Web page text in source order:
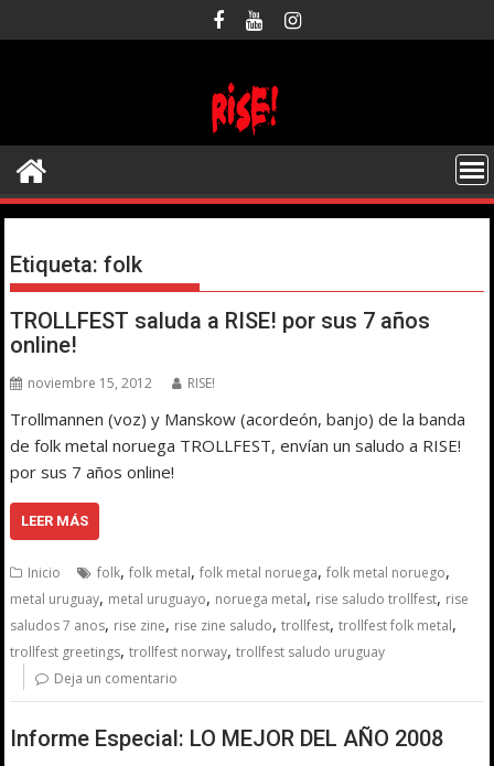
al
Etiqueta:folk
TROLLFEST saluda a RISE! por sus 7 años
online!
noviembre 15, 2012 RISE!
Trollmannen (voz) y Manskow (acordeón, banjo) de la banda
de folk metal noruega TROLLFEST, envían un saludo a RISE!
por sus 7 años online!
LEER MÁS
Inicio folk,folk metal,folk metal noruega,folk metal noruego,
metal uruguay, metal uruguayo, noruega metal, rise saludo trollfest, rise
saludos 7 anos, rise zine, rise zine saludo,trollfest,trollfest folk metal,
trollfest greetings,trollfest norway,trollfest saludo uruguay
Deja un comentario
Informe Especial: LO MEJOR DEL AÑO 2008